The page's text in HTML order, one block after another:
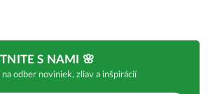
S NAMI 🌸
na odber noviniek, zliav a inšpirácií